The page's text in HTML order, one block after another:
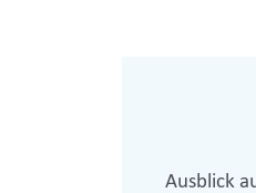
Ausblick